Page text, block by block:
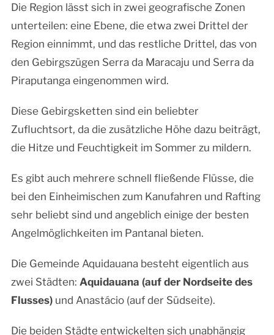
Die Region lässt sich in zwei geografische Zonen
unterteilen: eine Ebene, die etwa zwei Drittel der
Region einnimmt, und das restliche Drittel, das von
den Gebirgszügen Serra da Maracaju und Serra da
Piraputanga eingenommen wird.
Diese Gebirgsketten sind ein beliebter
Zufluchtsort, da die zusätzliche Höhe dazu beiträgt,
die Hitze und Feuchtigkeit im Sommer zu mildern.
Es gibt auch mehrere schnell fließende Flüsse, die
bei den Einheimischen zum Kanufahren und Rafting
sehr beliebt sind und angeblich einige der besten
Angelmöglichkeiten im Pantanal bieten.
Die Gemeinde Aquidauana besteht eigentlich aus
zwei Städten: Aquidauana (auf der Nordseite des
Flusses)und Anastácio (auf der Südseite).
Die beiden Städte entwickelten sich unabhängig